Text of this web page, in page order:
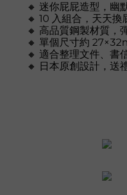
🔸 迷你屁屁造型，幽
🔸 10 入組合，天天換
🔸 高品質鋼製材質，
🔸 單個尺寸約
🔸 適合整理文件、書
🔸 日本原創設計，送